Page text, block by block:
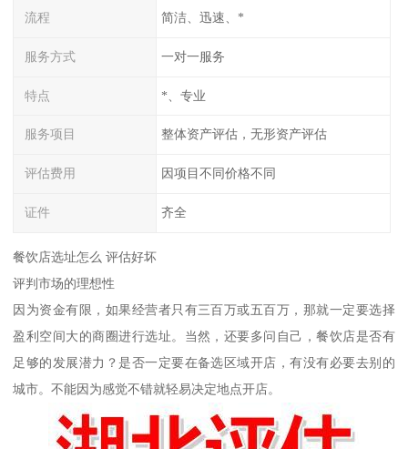
流程 简洁、迅速、*
服务方式 一对一服务
特点 *、专业
服务项目 整体资产评估，无形资产评估
评估费用 因项目不同价格不同
证件 齐全
餐饮店选址怎么 评估好坏
评判市场的理想性
因为资金有限，如果经营者只有三百万或五百万，那就一定要选择
盈利空间大的商圈进行选址。当然，还要多问自己，餐饮店是否有
足够的发展潜力？是否一定要在备选区域开店，有没有必要去别的
城市。不能因为感觉不错就轻易决定地点开店。